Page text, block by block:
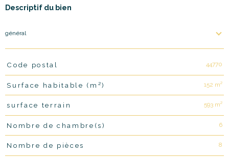
Descriptif du bien
général
TRAD_PAMPERO_Caracteristique
Code postal 44770
Surface habitable (m²) 152 m²
surface terrain 593 m²
Nombre de chambre(s) 6
Nombre de pièces 8